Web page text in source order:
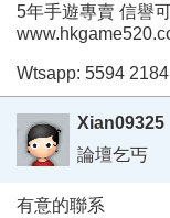
5年手遊專賣 信譽
Wtsapp: 5594 2184
Xian09325
論壇乞丐
有意的聯系